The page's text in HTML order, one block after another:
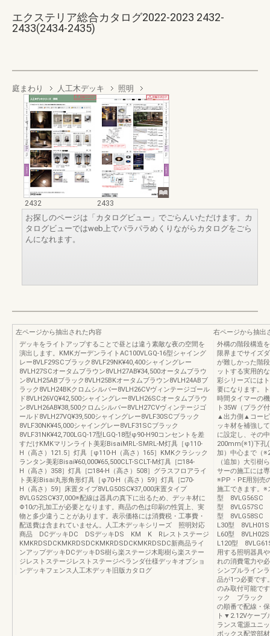
エクステリア総合カタログ2022-2023 2432-
2433(2434-2435)
庭まわり 人工木デッキ 照明
2432
2433
お探しのページは「カタログビュー」でごらんいただけます。カ
タログビューではweb上でパラパラめくりながらカタログをごら
んになれます。
左ページから抽出された内容
デッキをライトアップすることで昼とは違う素敵な夜の空間を
演出します。KMKガーデンライトAC100VLGQ-16型シャイング
レー8VLF29SCブラック8VLF29NK¥40,400シャイングレー
8VLH27SCオータムブラウン8VLH27AB¥34,500オータムブラウ
ン8VLH25ABブラック8VLH25BKオータムブラウン8VLH24ABブ
ラック8VLH24BKクロムシルバー8VLH26CVヴィンテージゴール
ド8VLH26VQ¥42,500シャイングレー8VLH26SCオータムブラウ
ン8VLH26AB¥38,500クロムシルバー8VLH27CVヴィンテージゴ
ールド8VLH27VQ¥39,500シャイングレー8VLF30SCブラック
8VLF30NK¥45,000シャイングレー8VLF31SCブラック
8VLF31NK¥42,700LGQ-17型LGQ-18型φ90-H90コンセントを差
すだけKMKマリンライト美彩BisaiMRL-SMRL-M灯具［φ110-
H（高さ）121.5］灯具［φ110-H（高さ）165］KMKクラシック
ランタン美彩Bisai¥60,000¥65,500CLT-SCLT-M灯具［□184-
H（高さ）358］灯具［□184-H（高さ）508］グラスフロアライ
ト美彩Bisai丸形角形灯具［φ70-H（高さ）59］灯具［□70-
H（高さ）59］床置タイプ8VLG50SC¥37,000床置タイプ
8VLG52SC¥37,000※配線は器具の真下に出るため、デッキ材に
Φ10の孔加工が必要となります。商品の色は印刷の性質上、実
物と多少違うことがあります。表示価格には消費税・工事費・
配送費は含まれていません。人工木デッキシリーズ 照明対応
商品 DCデッキDC DSデッキDS KM K Rレストステージ
KMKRDSDCKMKRDSDCKMKRDSDCKMKRDSDC新商品ライ
ンアップデッキDCデッキDS樹ら楽ステージ木彫樹ら楽ステー
ジレストステージレストステージベランダ仕様デッキオプショ
ンデッキフェンス人工木デッキ旧版カタログ
右ページから抽出
外構の階段構造
限界までサイズ
が難しかった階
ットする実用的
彩シリーズには
要になります。
時間タイマーの
ト35W（プラグ
▲出力側▲コーピ
ッキ材を補強し
に設定し、その
200mm(※1)下孔
加）中心まで（
（追加）大引樹
サーの施工には
※PP・PE用別売
施工できます。※
型 8VLG56SC
型 8VLG57SC
型 8VLG58SC
L30型
L60型
L120型
用する照明器具
れの消費電力や
シンプルライン
品が1つ必要です
のみ取付可能で
ック ブラック
の順番で配線・
ト▼2.12Vケー
ランス電源ユニ
ボックス配管部